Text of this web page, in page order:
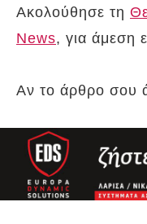
Ακολούθησε τη
News, για άμεση
Αν το άρθρο σου